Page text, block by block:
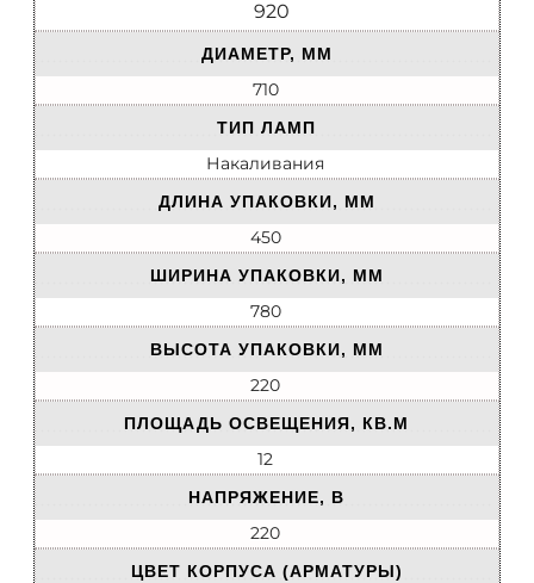
920
ДИАМЕТР, ММ
710
ТИП ЛАМП
Накаливания
ДЛИНА УПАКОВКИ, ММ
450
ШИРИНА УПАКОВКИ, ММ
780
ВЫСОТА УПАКОВКИ, ММ
220
ПЛОЩАДЬ ОСВЕЩЕНИЯ, КВ.М
12
НАПРЯЖЕНИЕ, В
220
ЦВЕТ КОРПУСА (АРМАТУРЫ)